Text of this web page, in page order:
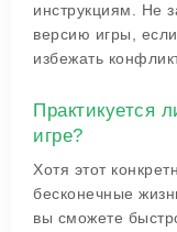
инструкциям. Не
версию игры,
избежать
Практикуется
игре?
Хотя этот
бесконечные
вы сможете